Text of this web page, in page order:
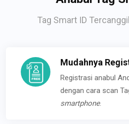
Tag Smart ID
Mudahnya
Registrasi anabul
dengan cara scan
smartphone.